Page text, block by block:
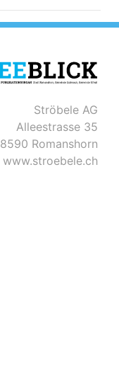
Ströbele AG
Alleestrasse 35
8590 Romanshorn
www.stroebele.ch